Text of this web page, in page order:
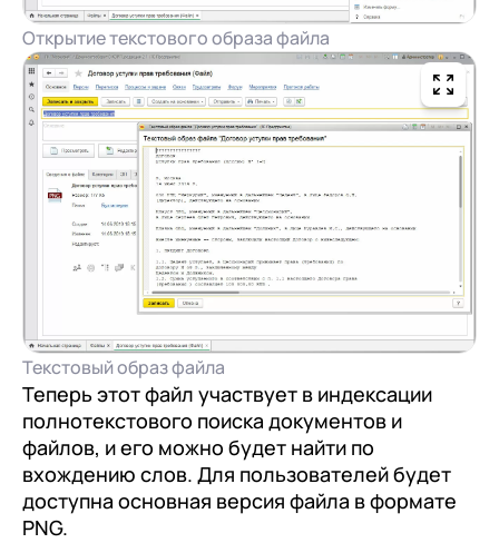
Открытие текстового образа файла
Текстовый образ файла
Теперь этот файл участвует в индексации
полнотекстового поиска документов и
файлов, и его можно будет найти по
вхождению слов. Для пользователей будет
доступна основная версия файла в формате
PNG.